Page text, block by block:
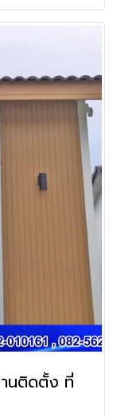
นติดตั้ง ที่